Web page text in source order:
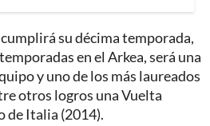
su décima temporada,
en el Arkea, será una
y uno de los más laureados
otros logros una Vuelta
de Italia (2014).